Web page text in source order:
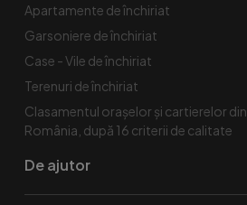
Apartamente de închiriat
Garsoniere de închiriat
Case - Vile de închiriat
Terenuri de închiriat
Clasamentul orașelor și cartierelor din
România, după 16 criterii de calitate
De ajutor